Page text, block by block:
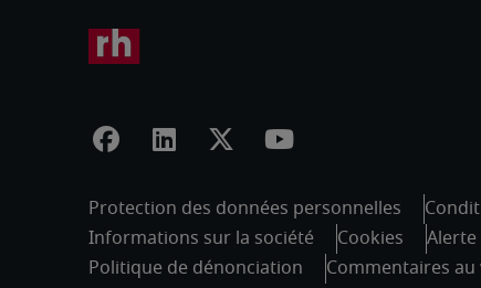
Protection des données personnelles
Informations sur la société
Cookies
Alerte
Politique de dénonciation
Commentaires